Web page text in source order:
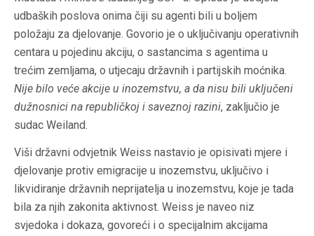
udbaških poslova onima čiji su agenti bili u boljem
položaju za djelovanje. Govorio je o uključivanju operativnih
centara u pojedinu akciju, o sastancima s agentima u
trećim zemljama, o utjecaju državnih i partijskih moćnika.
Nije bilo veće akcije u inozemstvu, a da nisu bili uključeni
dužnosnici na republičkoj i saveznoj razini, zaključio je
sudac Weiland.
Viši državni odvjetnik Weiss nastavio je opisivati mjere i
djelovanje protiv emigracije u inozemstvu, uključivo i
likvidiranje državnih neprijatelja u inozemstvu, koje je tada
bila za njih zakonita aktivnost. Weiss je naveo niz
svjedoka i dokaza, govoreći i o specijalnim akcijama